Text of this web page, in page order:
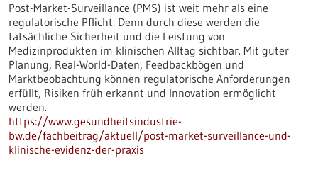
Post-Market-Surveillance (PMS) ist weit mehr als eine
regulatorische Pflicht. Denn durch diese werden die
tatsächliche Sicherheit und die Leistung von
Medizinprodukten im klinischen Alltag sichtbar. Mit guter
Planung, Real-World-Daten, Feedbackbögen und
Marktbeobachtung können regulatorische Anforderungen
erfüllt, Risiken früh erkannt und Innovation ermöglicht
werden.
https://www.gesundheitsindustrie-
bw.de/fachbeitrag/aktuell/post-market-surveillance-und-
klinische-evidenz-der-praxis